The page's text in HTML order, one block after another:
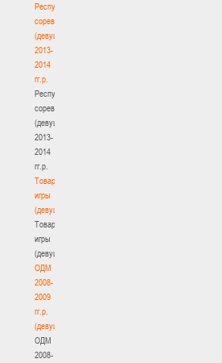
Республиканские
соревнования
(девушки)
2013-
2014
гг.р.
Республиканские
соревнования
(девушки)
2013-
2014
гг.р.
Товарищеские
игры
(девушки)
Товарищеские
игры
(девушки)
ОДМ
2008-
2009
гг.р.
(девушки)
ОДМ
2008-